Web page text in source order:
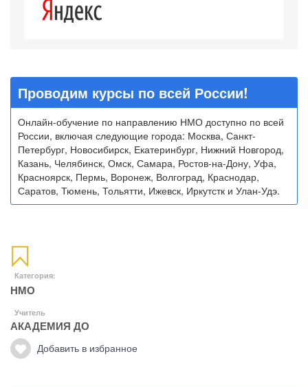
Проводим курсы по всей России!
Онлайн-обучение по направлению НМО доступно по всей
России, включая следующие города: Москва, Санкт-
Петербург, Новосибирск, Екатеринбург, Нижний Новгород,
Казань, Челябинск, Омск, Самара, Ростов-на-Дону, Уфа,
Красноярск, Пермь, Воронеж, Волгоград, Краснодар,
Саратов, Тюмень, Тольятти, Ижевск, Иркутстк и Улан-Удэ.
Категория:
НМО
Учитель
АКАДЕМИЯ ДО
Добавить в избранное